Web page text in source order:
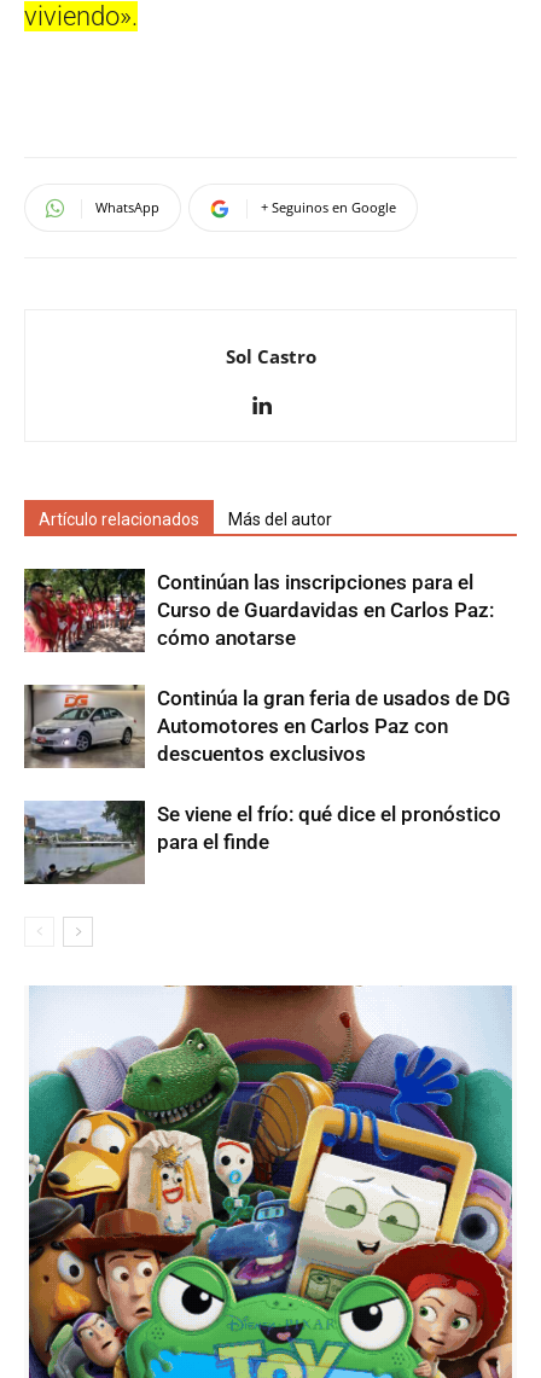
viviendo».
WhatsApp + Seguinos en Google
Sol Castro
Artículo relacionados Más del autor
Continúan las inscripciones para el
Curso de Guardavidas en Carlos Paz:
cómo anotarse
Continúa la gran feria de usados de DG
Automotores en Carlos Paz con
descuentos exclusivos
Se viene el frío: qué dice el pronóstico
para el finde